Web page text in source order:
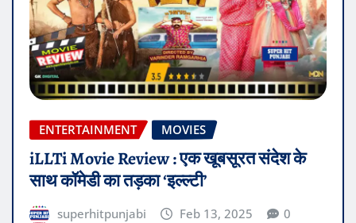
ENTERTAINMENT MOVIES
iLLTi Movie Review : एक खूबसूरत संदेश के
साथ कॉमेडी का तड़का ‘इल्ल्टी’
superhitpunjabi Feb 13, 2025 0